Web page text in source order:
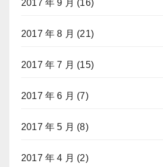
2017 年 9 月 (16)
2017 年 8 月 (21)
2017 年 7 月 (15)
2017 年 6 月 (7)
2017 年 5 月 (8)
2017 年 4 月 (2)